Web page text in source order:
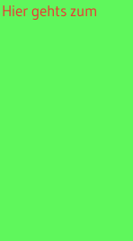
Hier gehts zum